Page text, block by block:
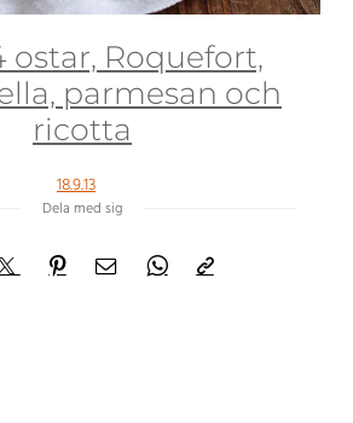
ostar, Roquefort,
parmesan och
ricotta
18.9.13
Dela med sig